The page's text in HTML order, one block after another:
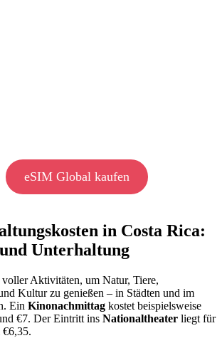
eSIM Global kaufen
in Costa Rica:
Unterhaltung
voller Aktivitäten, um Natur, Tiere,
Kultur zu genießen – in Städten und im
Ein Kinonachmittag kostet beispielsweise
€7. Der Eintritt ins Nationaltheater liegt für
€6,35.